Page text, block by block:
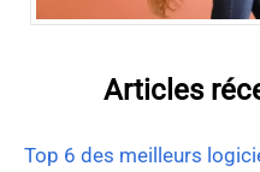
Articles
Top 6 des meilleurs